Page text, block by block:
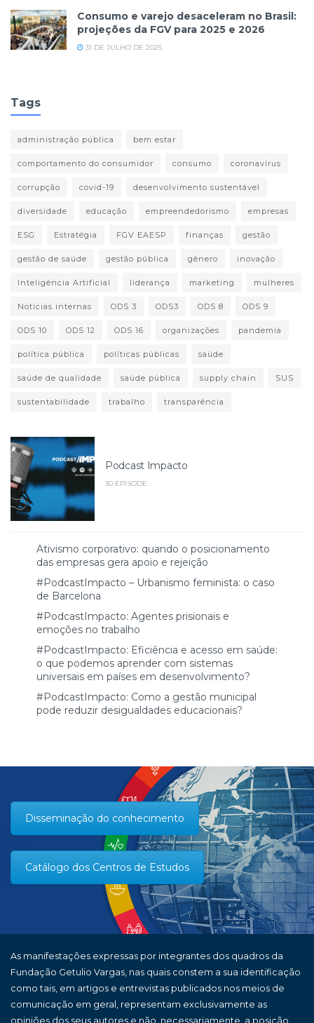
Consumo e varejo desaceleram no Brasil:
projeções da FGV para 2025 e 2026
31 DE JULHO DE 2025
Tags
administração pública bem estar
comportamento do consumidor consumo coronavírus
corrupção covid-19 desenvolvimento sustentável
diversidade educação empreendedorismo empresas
ESG Estratégia FGV EAESP finanças gestão
gestão de saúde gestão pública gênero inovação
Inteligência Artificial liderança marketing mulheres
Notícias internas ODS 3 ODS3 ODS 8 ODS 9
ODS 10 ODS 12 ODS 16 organizações pandemia
política pública políticas públicas saúde
saúde de qualidade saúde pública supply chain SUS
sustentabilidade trabalho transparência
Podcast Impacto
30 EPISODE
Ativismo corporativo: quando o posicionamento
das empresas gera apoio e rejeição
#PodcastImpacto – Urbanismo feminista: o caso
de Barcelona
#PodcastImpacto: Agentes prisionais e
emoções no trabalho
#PodcastImpacto: Eficiência e acesso em saúde:
o que podemos aprender com sistemas
universais em países em desenvolvimento?
#PodcastImpacto: Como a gestão municipal
pode reduzir desigualdades educacionais?
Disseminação do conhecimento
Catálogo dos Centros de Estudos
As manifestações expressas por integrantes dos quadros da
Fundação Getulio Vargas, nas quais constem a sua identificação
como tais, em artigos e entrevistas publicados nos meios de
comunicação em geral, representam exclusivamente as
opiniões dos seus autores e não, necessariamente, a posição